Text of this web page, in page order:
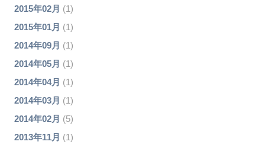
2015年02月 (1)
2015年01月 (1)
2014年09月 (1)
2014年05月 (1)
2014年04月 (1)
2014年03月 (1)
2014年02月 (5)
2013年11月 (1)